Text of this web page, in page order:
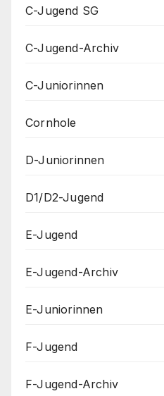
C-Jugend SG
C-Jugend-Archiv
C-Juniorinnen
Cornhole
D-Juniorinnen
D1/D2-Jugend
E-Jugend
E-Jugend-Archiv
E-Juniorinnen
F-Jugend
F-Jugend-Archiv